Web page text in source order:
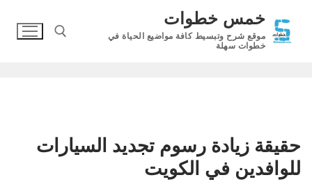
المحتوى
خمس خطوات
موقع شرح وتبسيط كافة مواضيع الحياة في
خطوات سهلة
حقيقة زيادة رسوم تجديد السيارات
للوافدين في الكويت